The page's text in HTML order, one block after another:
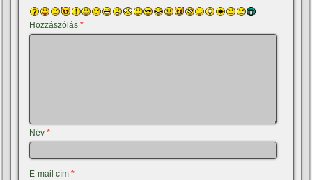
Hozzászólás*
Név*
E-mail cím*